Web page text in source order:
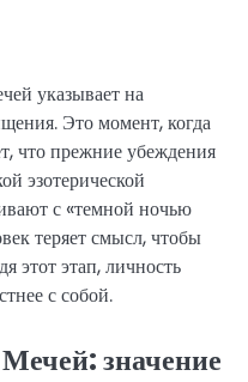
указывает на
Это момент, когда
что прежние убеждения
эзотерической
с «темной ночью
теряет смысл, чтобы
этот этап, личность
с собой.
значение